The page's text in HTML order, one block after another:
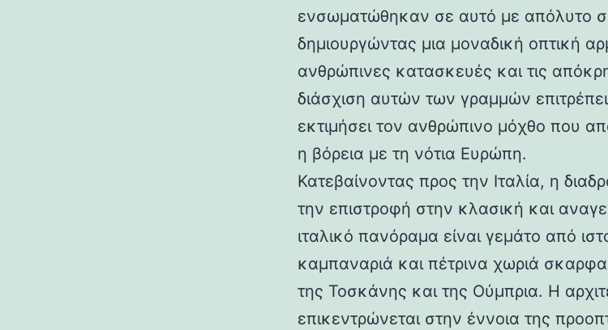
ενσωματώθηκαν σε αυτό με απόλυτο
δημιουργώντας μια μοναδική οπτική
ανθρώπινες κατασκευές και τις
διάσχιση αυτών των γραμμών
εκτιμήσει τον ανθρώπινο μόχθο που
η βόρεια με τη νότια Ευρώπη.
Κατεβαίνοντας προς την Ιταλία, η
την επιστροφή στην κλασική και
ιταλικό πανόραμα είναι γεμάτο από
καμπαναριά και πέτρινα χωριά
της Τοσκάνης και της Ούμπρια. Η
επικεντρώνεται στην έννοια της